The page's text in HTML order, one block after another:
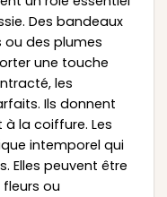
Des bandeaux
ou des plumes
une touche
les
Ils donnent
la coiffure. Les
intemporel qui
Elles peuvent être
ou